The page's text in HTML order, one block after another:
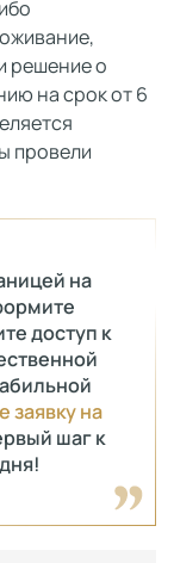
решение о
на срок от 6
провели
на
доступ к
заявку на
шаг к